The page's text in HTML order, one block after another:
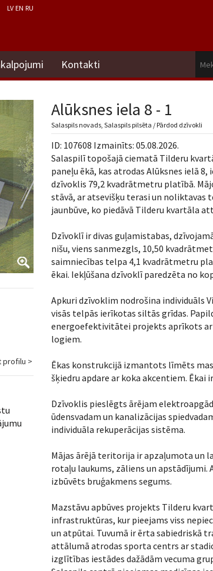
LV EN RU
Kontakti
Alūksnes iela 8 - 1
Salaspils novads, Salaspils pilsēta / Pārdod dzīvokli
ID: 107608 Izmainīts: 05.08.2026.
Salaspilī topošajā ciematā Tilderu
paneļu ēkā, kas atrodas Alūksnes ielā
dzīvoklis 79,2 kvadrātmetru platībā.
stāvā, ar atsevišķu terasi un noliktavas
jaunbūve, ko piedāvā Tilderu kvartāla
Dzīvoklī ir divas guļamistabas,
nišu, viens sanmezgls, 10,50
saimniecības telpa 4,1 kvadrātmetru
ēkai. Iekļūšana dzīvoklī paredzēta no
Apkuri dzīvoklim nodrošina individuāls
visās telpās ierīkotas siltās grīdas.
energoefektivitātei projekts aprīkots
logiem.
Ēkas konstrukcijā izmantots līmēts
šķiedru apdare ar koka akcentiem.
Dzīvoklis pieslēgts ārējam
ūdensvadam un kanalizācijas
individuāla rekuperācijas sistēma.
Mājas ārējā teritorija ir apzaļumota un
rotaļu laukums, zāliens un
izbūvēts bruģakmens segums.
Mazstāvu apbūves projekts Tilderu
infrastruktūras, kur pieejams viss
un atpūtai. Tuvumā ir ērta sabiedriskā
attālumā atrodas sporta centrs ar
izglītības iestādes dažādām vecuma
profilu >